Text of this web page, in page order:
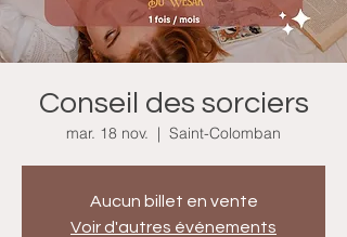
Conseil des sorciers
mar. 18 nov.
  |
Saint-Colomban
Aucun billet en vente
Voir d'autres événements